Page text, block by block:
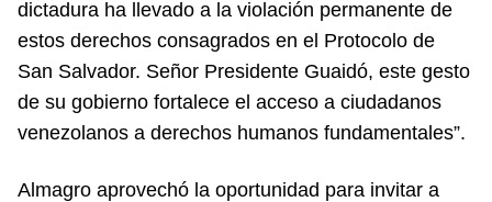
dictadura ha llevado a la violación permanente de
estos derechos consagrados en el Protocolo de
San Salvador. Señor Presidente Guaidó, este gesto
de su gobierno fortalece el acceso a ciudadanos
venezolanos a derechos humanos fundamentales”.
Almagro aprovechó la oportunidad para invitar a